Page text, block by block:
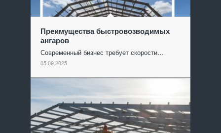
Преимущества быстровозводимых
ангаров
Современный бизнес требует скорости…
05.09.2025